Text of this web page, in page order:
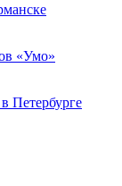
«Умо»
Петербурге